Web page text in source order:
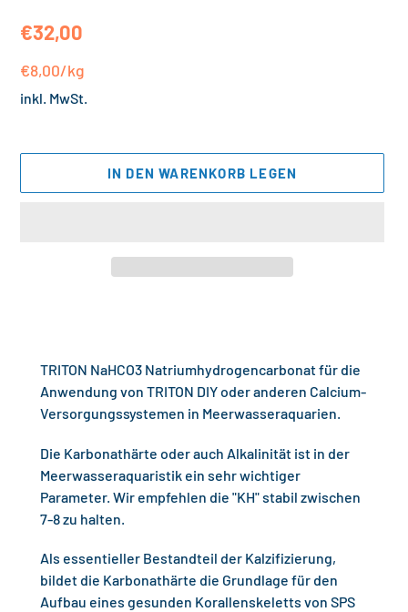
Normaler
€32,00
Einzelpreis
€8,00/pro
kg
inkl. MwSt.
IN DEN WARENKORB LEGEN
Warenkorb
hinzugefügt
TRITON NaHCO3 Natriumhydrogencarbonat für die
Anwendung von TRITON DIY oder anderen Calcium-
Versorgungssystemen in Meerwasseraquarien.
Die Karbonathärte oder auch Alkalinität ist in der
Meerwasseraquaristik ein sehr wichtiger
Parameter. Wir empfehlen die "KH" stabil zwischen
7-8 zu halten.
Als essentieller Bestandteil der Kalzifizierung,
bildet die Karbonathärte die Grundlage für den
Aufbau eines gesunden Korallenskeletts von SPS